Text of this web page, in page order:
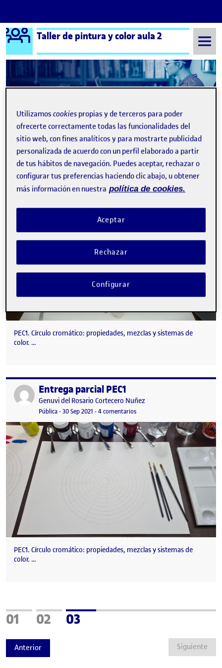
Saltar al contenido
Logo Ágora
Taller de pintura y color aula 2
Genuvi del Rosario
Cortecero Nuñez
Publicado porProceso desde el inicio del PEC1
Publicado por
Genuvi del Rosario Cortecero Nuñez
Visibilidad:
Pública -Fecha de publicación
2 Oct 20213 octubre, 2021 1:50 pm
-comentarioen Proceso desde el inicio del PEC1
PEC1. Círculo cromático: propiedades, mezclas y sistemas de
color. …
Publicado porEntrega parcial PEC1
Publicado por
Genuvi del Rosario Cortecero Nuñez
Visibilidad:
Pública-Fecha de publicación
30 Sep 2021 -4 comentariosen Entrega parcial PEC1
PEC1. Círculo cromático: propiedades, mezclas y sistemas de
color. …
Anterior
Página
01 Página
02 Página
03
Siguiente
Utilizamoscookies propias y de terceros para poder
ofrecerte correctamente todas las funcionalidades del
sitio web, con fines analíticos y para mostrarte publicidad
personalizada de acuerdo con un perfil elaborado a partir
de tus hábitos de navegación. Puedes aceptar, rechazar o
configurar tus preferencias haciendo clic abajo, u obtener
más información en nuestra política de cookies.
Rechazar
Aceptar
Configurar